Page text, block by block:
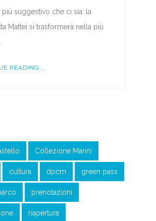
più suggestivo che ci sia: la
Mattei si trasformerà nella più
READING...
Collezione Marini
cultura dpcm green pass
prenotazioni
riapertura